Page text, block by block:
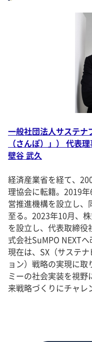
一般社団法人サステ
（さんぽ）」） 代表
壁谷 武久
経済産業省を経て、
理協会に転籍。2019
営推進機構を設立し
至る。2023年10月、
を設立し、代表取締
式会社SuMPO NEXT
現在は、SX（サステ
ョン）戦略の実現に
ミーの社会実装を視
来戦略づくりにチャレ